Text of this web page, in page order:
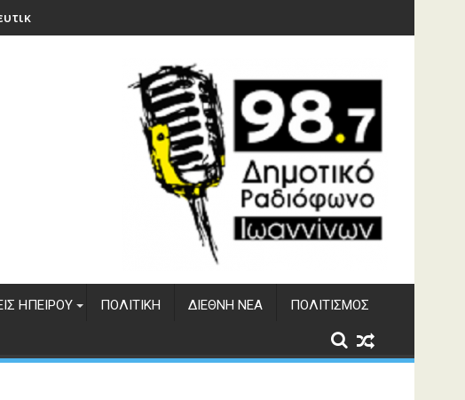
φράγματος Αώου
ΗΠΕΊΡΟΥ ΠΟΛΙΤΙΚΉ ΔΙΕΘΝΉ ΝΈΑ ΠΟΛΙΤΙΣΜΌΣ